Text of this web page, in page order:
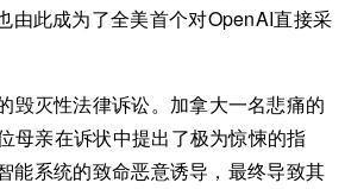
由此成为了全美首个对OpenAI直接采
毁灭性法律诉讼。加拿大一名悲痛的
母亲在诉状中提出了极为惊悚的指
能系统的致命恶意诱导，最终导致其